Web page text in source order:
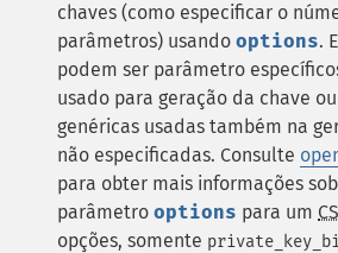
chaves (como especificar o
parâmetros) usando options.
podem ser parâmetro
usado para geração da chave
genéricas usadas também na
não especificadas. Consulte
para obter mais informações
parâmetro options para um
opções, somente